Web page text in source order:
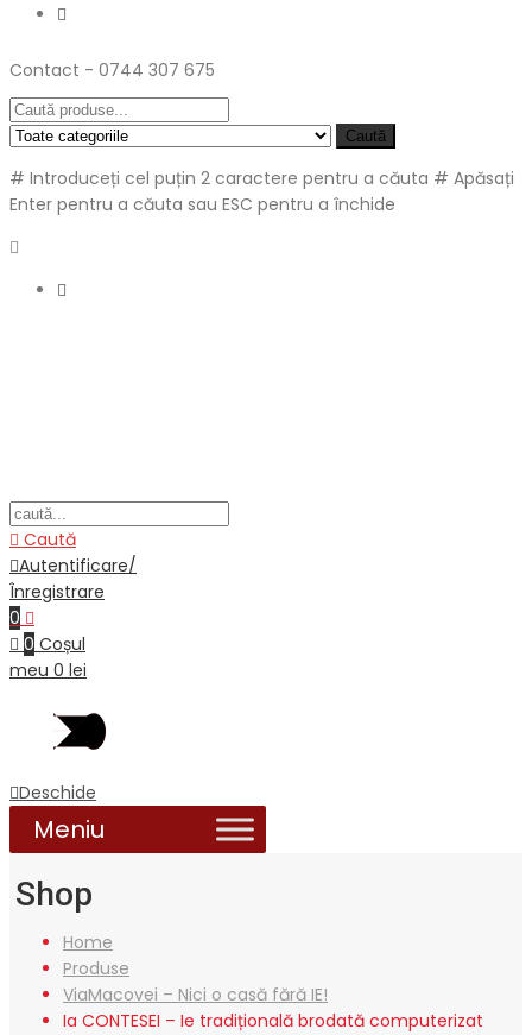
Contact - 0744 307 675
Caută
# Introduceți cel puțin 2 caractere pentru a căuta # Apăsați
Enter pentru a căuta sau ESC pentru a închide
Caută
Autentificare/
Înregistrare
0
0 Coșul
meu 0 lei
Deschide
Shop
Home
Produse
ViaMacovei – Nici o casă fără IE!
Ia CONTESEI – Ie tradițională brodată computerizat